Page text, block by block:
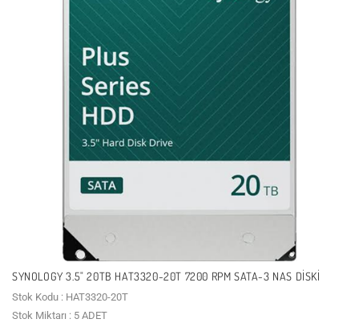
SYNOLOGY 3.5" 20TB HAT3320-20T 7200 RPM SATA-3 NAS DISKI
Stok Kodu : HAT3320-20T
Stok Miktarı : 5 ADET